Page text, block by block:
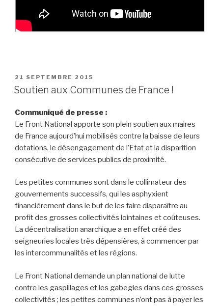
PUBLIÉ
LE
21 SEPTEMBRE 2015
Soutien aux Communes de France !
Communiqué de presse :
Le Front National apporte son plein soutien aux maires
de France aujourd’hui mobilisés contre la baisse de leurs
dotations, le désengagement de l’Etat et la disparition
consécutive de services publics de proximité.
Les petites communes sont dans le collimateur des
gouvernements successifs, qui les asphyxient
financièrement dans le but de les faire disparaître au
profit des grosses collectivités lointaines et coûteuses.
La décentralisation anarchique a en effet créé des
seigneuries locales très dépensières, à commencer par
les intercommunalités et les régions.
Le Front National demande un plan national de lutte
contre les gaspillages et les gabegies dans ces grosses
collectivités ; les petites communes n’ont pas à payer les